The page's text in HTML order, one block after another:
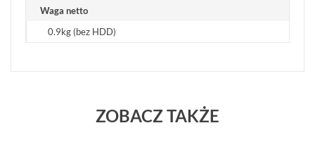
Waga netto
0.9kg (bez HDD)
ZOBACZ TAKŻE